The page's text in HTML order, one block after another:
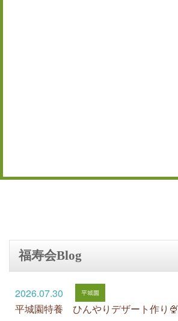
福寿会Blog
2026.07.30
平城園特養 ひんやりデザート作り🍨